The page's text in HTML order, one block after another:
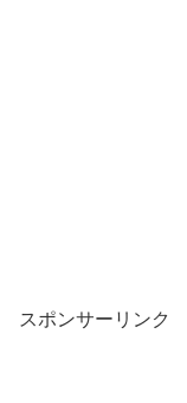
スポンサーリンク